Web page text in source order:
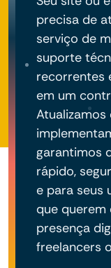
precisa de
serviço de
suporte
recorrentes
em um
garantimos
rápido,
e para seus
que querem
presença
freelancers